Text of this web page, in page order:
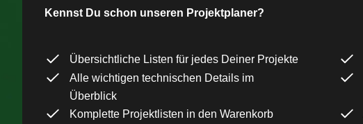
Kennst Du schon unseren Projektplaner?
Übersichtliche Listen für jedes Deiner Projekte
Alle wichtigen technischen Details im
Überblick
Komplette Projektlisten in den Warenkorb